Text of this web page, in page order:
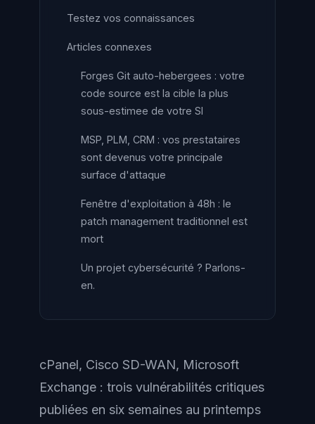
Testez vos connaissances
Articles connexes
Forges Git auto-hebergees : votre
code source est la cible la plus
sous-estimee de votre SI
MSP, PLM, CRM : vos prestataires
sont devenus votre principale
surface d'attaque
Fenêtre d'exploitation à 48h : le
patch management traditionnel est
mort
Un projet cybersécurité ? Parlons-
en.
cPanel, Cisco SD-WAN, Microsoft
Exchange : trois vulnérabilités critiques
publiées en six semaines au printemps